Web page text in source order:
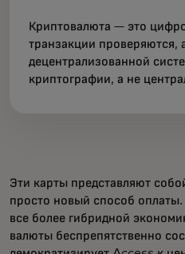
Криптовалюта — это
транзакции проверяются,
децентрализованной
криптографии, а не
Эти карты представляют
просто новый способ
все более гибридной
валюты беспрепятственно